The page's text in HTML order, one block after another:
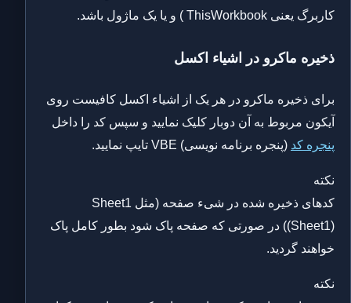
کاربرگ یعنی ThisWorkbook ) و یا یک ماژول باشد.
ذخیره ماکرو در اشیاء اکسل
برای ذخیره ماکرو در هر یک از اشیاء اکسل کافیست روی
آیکون مربوط به آن دوبار کلیک نمایید و سپس کد را داخل
پنجره کد (پنجره برنامه نویسی) VBE تایپ نمایید.
نکته
کدهای ذخیره شده در شیء صفحه (مثل Sheet1
(Sheet1)) در صورتی که صفحه پاک شود بطور کامل پاک
خواهند گردید.
نکته